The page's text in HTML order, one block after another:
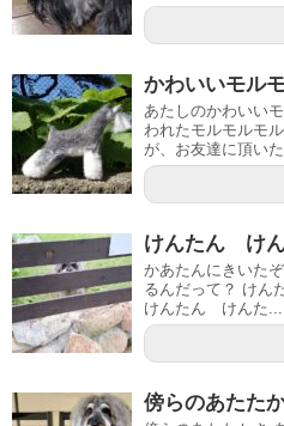
かわいいモル
あたしのかわいい
われたモルモルモ
が、お友達に頂い
けんたん け
かあたんにきいた
るんだって？ け
けんたん けんた...
傍らのあたた